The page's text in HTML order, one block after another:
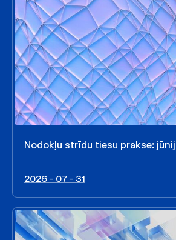
Nodokļu strīdu tiesu prakse:
2026 - 07 - 31